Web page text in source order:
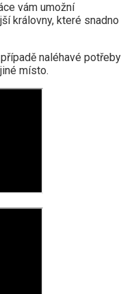
vám umožní
královny, které snadno
naléhavé potřeby
místo.